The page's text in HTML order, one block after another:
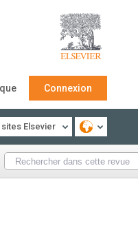
Connexion
Elsevier